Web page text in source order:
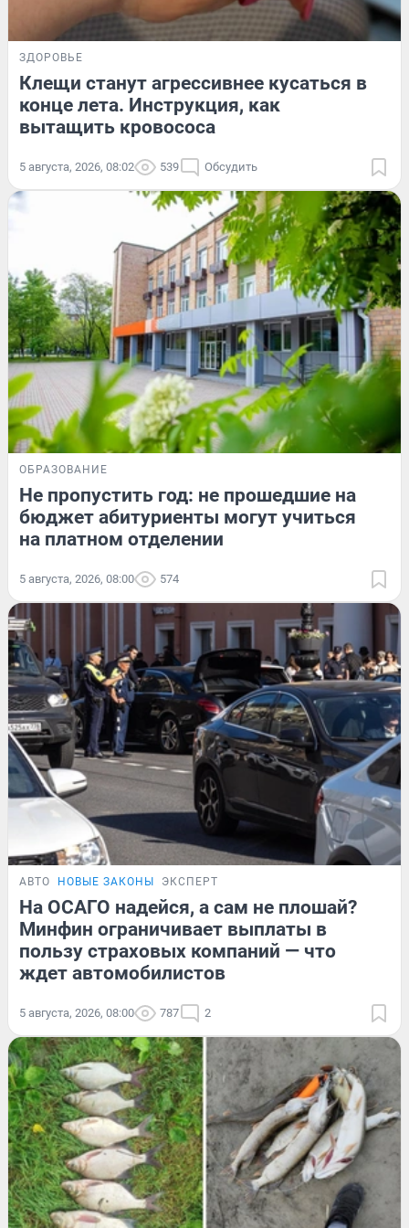
ЗДОРОВЬЕ
Клещи станут агрессивнее кусаться в
конце лета. Инструкция, как
вытащить кровососа
5 августа, 2026, 08:02 539 Обсудить
ОБРАЗОВАНИЕ
Не пропустить год: не прошедшие на
бюджет абитуриенты могут учиться
на платном отделении
5 августа, 2026, 08:00 574
АВТО НОВЫЕ ЗАКОНЫ ЭКСПЕРТ
На ОСАГО надейся, а сам не плошай?
Минфин ограничивает выплаты в
пользу страховых компаний — что
ждет автомобилистов
5 августа, 2026, 08:00 787 2